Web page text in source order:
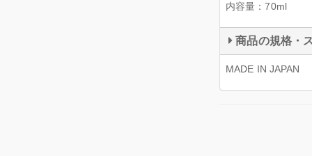
内容量：70ml
商品の規格・
MADE IN JAPAN